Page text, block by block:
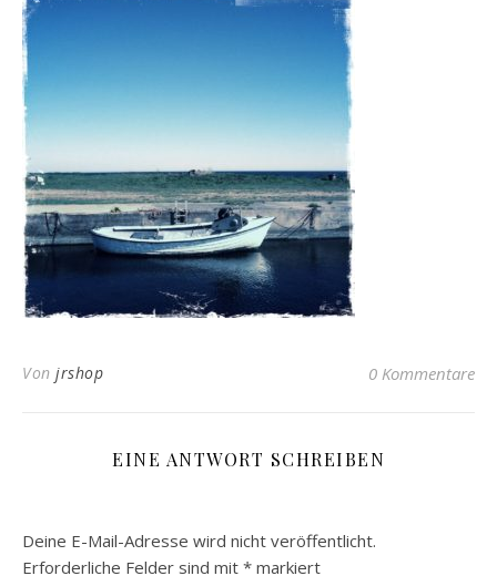
Von jrshop 0 Kommentare
EINE ANTWORT SCHREIBEN
Deine E-Mail-Adresse wird nicht veröffentlicht.
Erforderliche Felder sind mit * markiert